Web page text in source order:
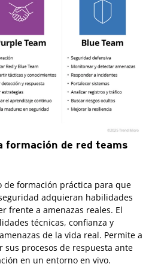
formación de red teams
de formación práctica para que
adquieran habilidades
frente a amenazas reales. El
técnicas, confianza y
de la vida real. Permite a
sus procesos de respuesta ante
en un entorno en vivo.